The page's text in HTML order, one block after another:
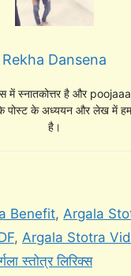
Rekha Dansena
में स्नातकोत्तर है और
के पोस्ट के अध्ययन और लेख में
है।
Benefit,Argala
, Argala Stotra
स्तोत्र लिरिक्स